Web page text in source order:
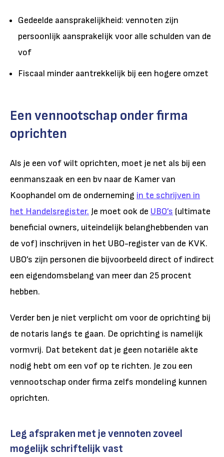
Gedeelde aansprakelijkheid: vennoten zijn
persoonlijk aansprakelijk voor alle schulden van de
vof
Fiscaal minder aantrekkelijk bij een hogere omzet
Een vennootschap onder firma
oprichten
Als je een vof wilt oprichten, moet je net als bij een
eenmanszaak en een bv naar de Kamer van
Koophandel om de onderneming in te schrijven in
het Handelsregister. Je moet ook de UBO’s (ultimate
beneficial owners, uiteindelijk belanghebbenden van
de vof) inschrijven in het UBO-register van de KVK.
UBO’s zijn personen die bijvoorbeeld direct of indirect
een eigendomsbelang van meer dan 25 procent
hebben.
Verder ben je niet verplicht om voor de oprichting bij
de notaris langs te gaan. De oprichting is namelijk
vormvrij. Dat betekent dat je geen notariële akte
nodig hebt om een vof op te richten. Je zou een
vennootschap onder firma zelfs mondeling kunnen
oprichten.
Leg afspraken met je vennoten zoveel
mogelijk schriftelijk vast